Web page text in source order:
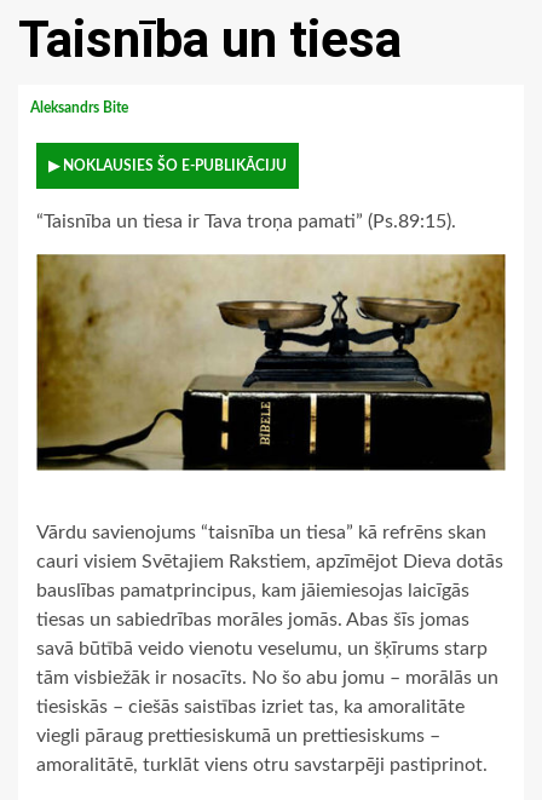
Taisnība un tiesa
Aleksandrs Bite
▶ NOKLAUSIES ŠO E-PUBLIKĀCIJU
“Taisnība un tiesa ir Tava troņa pamati” (Ps.89:15).
Vārdu savienojums “taisnība un tiesa” kā refrēns skan
cauri visiem Svētajiem Rakstiem, apzīmējot Dieva dotās
bauslības pamatprincipus, kam jāiemiesojas laicīgās
tiesas un sabiedrības morāles jomās. Abas šīs jomas
savā būtībā veido vienotu veselumu, un šķīrums starp
tām visbiežāk ir nosacīts. No šo abu jomu – morālās un
tiesiskās – ciešās saistības izriet tas, ka amoralitāte
viegli pāraug prettiesiskumā un prettiesiskums –
amoralitātē, turklāt viens otru savstarpēji pastiprinot.